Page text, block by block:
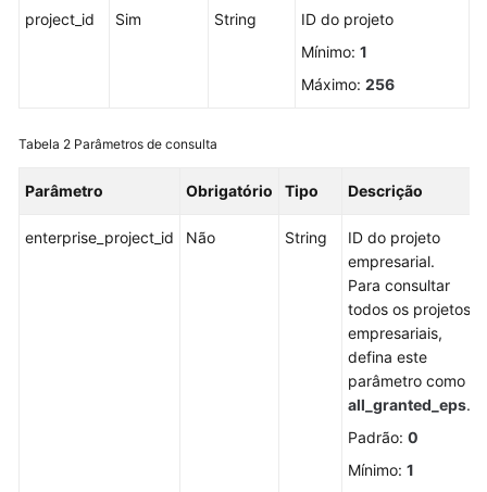
APIs
de
project_id Sim String
ID do projeto
Mínimo: 1
Máximo: 256
Tabela 2 Parâmetros de consulta
Parâmetro Obrigatório Tipo Descrição
enterprise_project_id Não String
ID do projeto
empresarial.
Para consultar
todos os projetos
empresariais,
defina este
parâmetro como
all_granted_eps.
Padrão: 0
Mínimo: 1